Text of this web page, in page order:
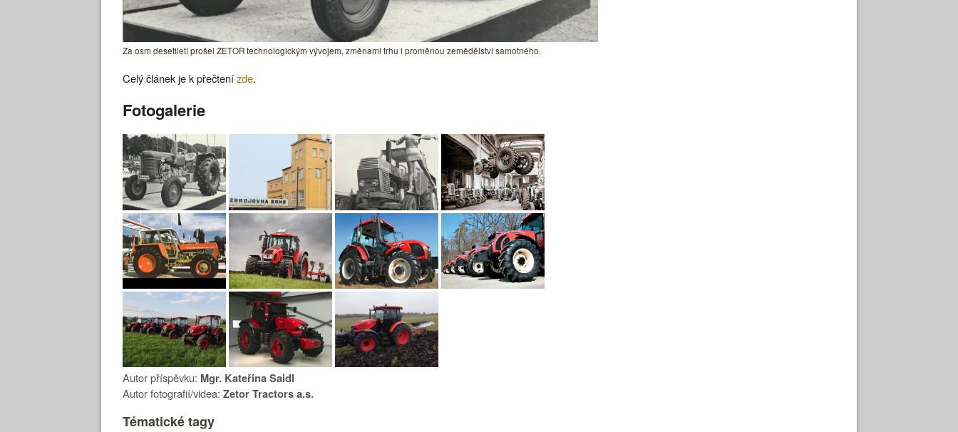
Za osm desetiletí prošel ZETOR technologickým vývojem, změnami trhu i proměnou zemědělství samotného.
Celý článek je k přečtenízde.
Fotogalerie
Autor příspěvku: Mgr. Kateřina Saidl
Autor fotografií/videa: Zetor Tractors a.s.
Tématické tagy